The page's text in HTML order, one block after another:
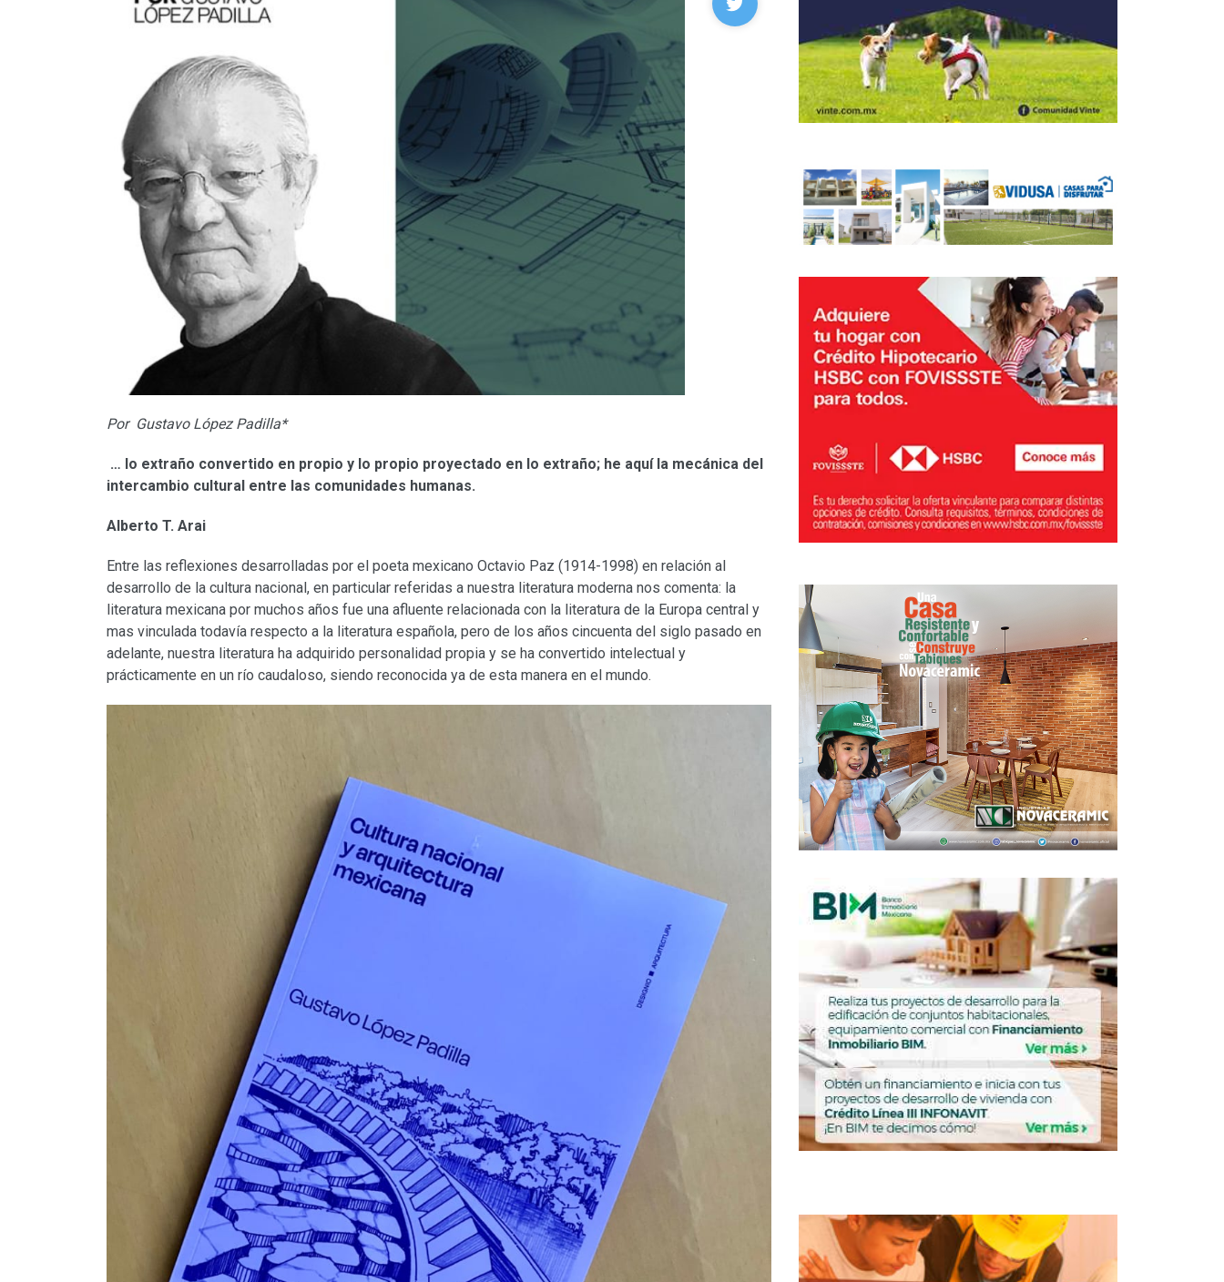
Por Gustavo López Padilla*
… lo extraño convertido en propio y lo propio proyectado en lo extraño; he aquí la mecánica del
intercambio cultural entre las comunidades humanas.
Alberto T. Arai
Entre las reflexiones desarrolladas por el poeta mexicano Octavio Paz (1914-1998) en relación al
desarrollo de la cultura nacional, en particular referidas a nuestra literatura moderna nos comenta: la
literatura mexicana por muchos años fue una afluente relacionada con la literatura de la Europa central y
mas vinculada todavía respecto a la literatura española, pero de los años cincuenta del siglo pasado en
adelante, nuestra literatura ha adquirido personalidad propia y se ha convertido intelectual y
prácticamente en un río caudaloso, siendo reconocida ya de esta manera en el mundo.